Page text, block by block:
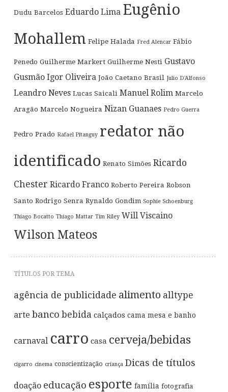
Dudu Barcelos Eduardo Lima Eugênio
Mohallem Felipe Halada Fred Alencar Fábio
Penedo Guilherme Markert Guilherme Nesti Gustavo
Gusmão Igor Oliveira João Caetano Brasil Julio D'Alfonso
Leandro Neves Lucas Saicali Manuel Rolim Marcelo
Aragão Marcelo Nogueira Nizan Guanaes Pedro Guerra
Pedro Prado Rafael Pitanguy redator não
identificado Renato Simões Ricardo
Chester Ricardo Franco Roberto Pereira Robson
Santo Rodrigo Senra Rynaldo Gondim Sophie Schoenburg
Thiago Bocatto Thiago Mattar Tim Riley Will Viscaino
Wilson Mateos
TÍTULOS POR TEMA
agência de publicidade alimento alltype
arte banco bebida calçados cama mesa e banho
carnaval carro casa cerveja/bebidas
cigarro cinema conscientização criança Dicas de títulos
doação educação esporte família fotografia